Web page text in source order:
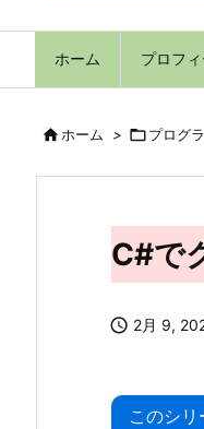
ホーム プロフ
ホーム > プログ
C#で
 2月 9,
このシリ